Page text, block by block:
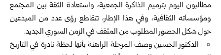
مطالبون اليوم بترميم الذاكرة الجمعية، واستعادة الثقة بين المجتمع
ومؤسساته الثقافية، وفي هذا الإطار، تتقاطع رؤى عدد من المبدعين
حول شكل الحضور المطلوب من المثقف في الزمن السوري الجديد.
الدكتور الحسين وصف المرحلة الراهنة بأنها لحظة نادرة في التاريخ